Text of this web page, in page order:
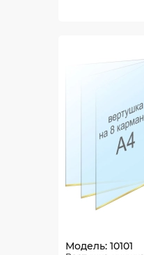
Модель: 10101